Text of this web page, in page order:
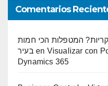
Comentarios
המטפלות הכי חמות
בעיר en Visualizar con
Dynamics 365